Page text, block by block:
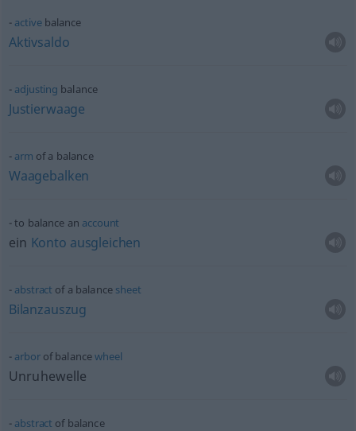
activebalance
Aktivsaldo
adjusting balance
Justierwaage
arm of a balance
Waagebalken
to balance an account
ein Konto ausgleichen
abstract of a balance sheet
Bilanzauszug
arborof balancewheel
Unruhewelle
abstract of balance